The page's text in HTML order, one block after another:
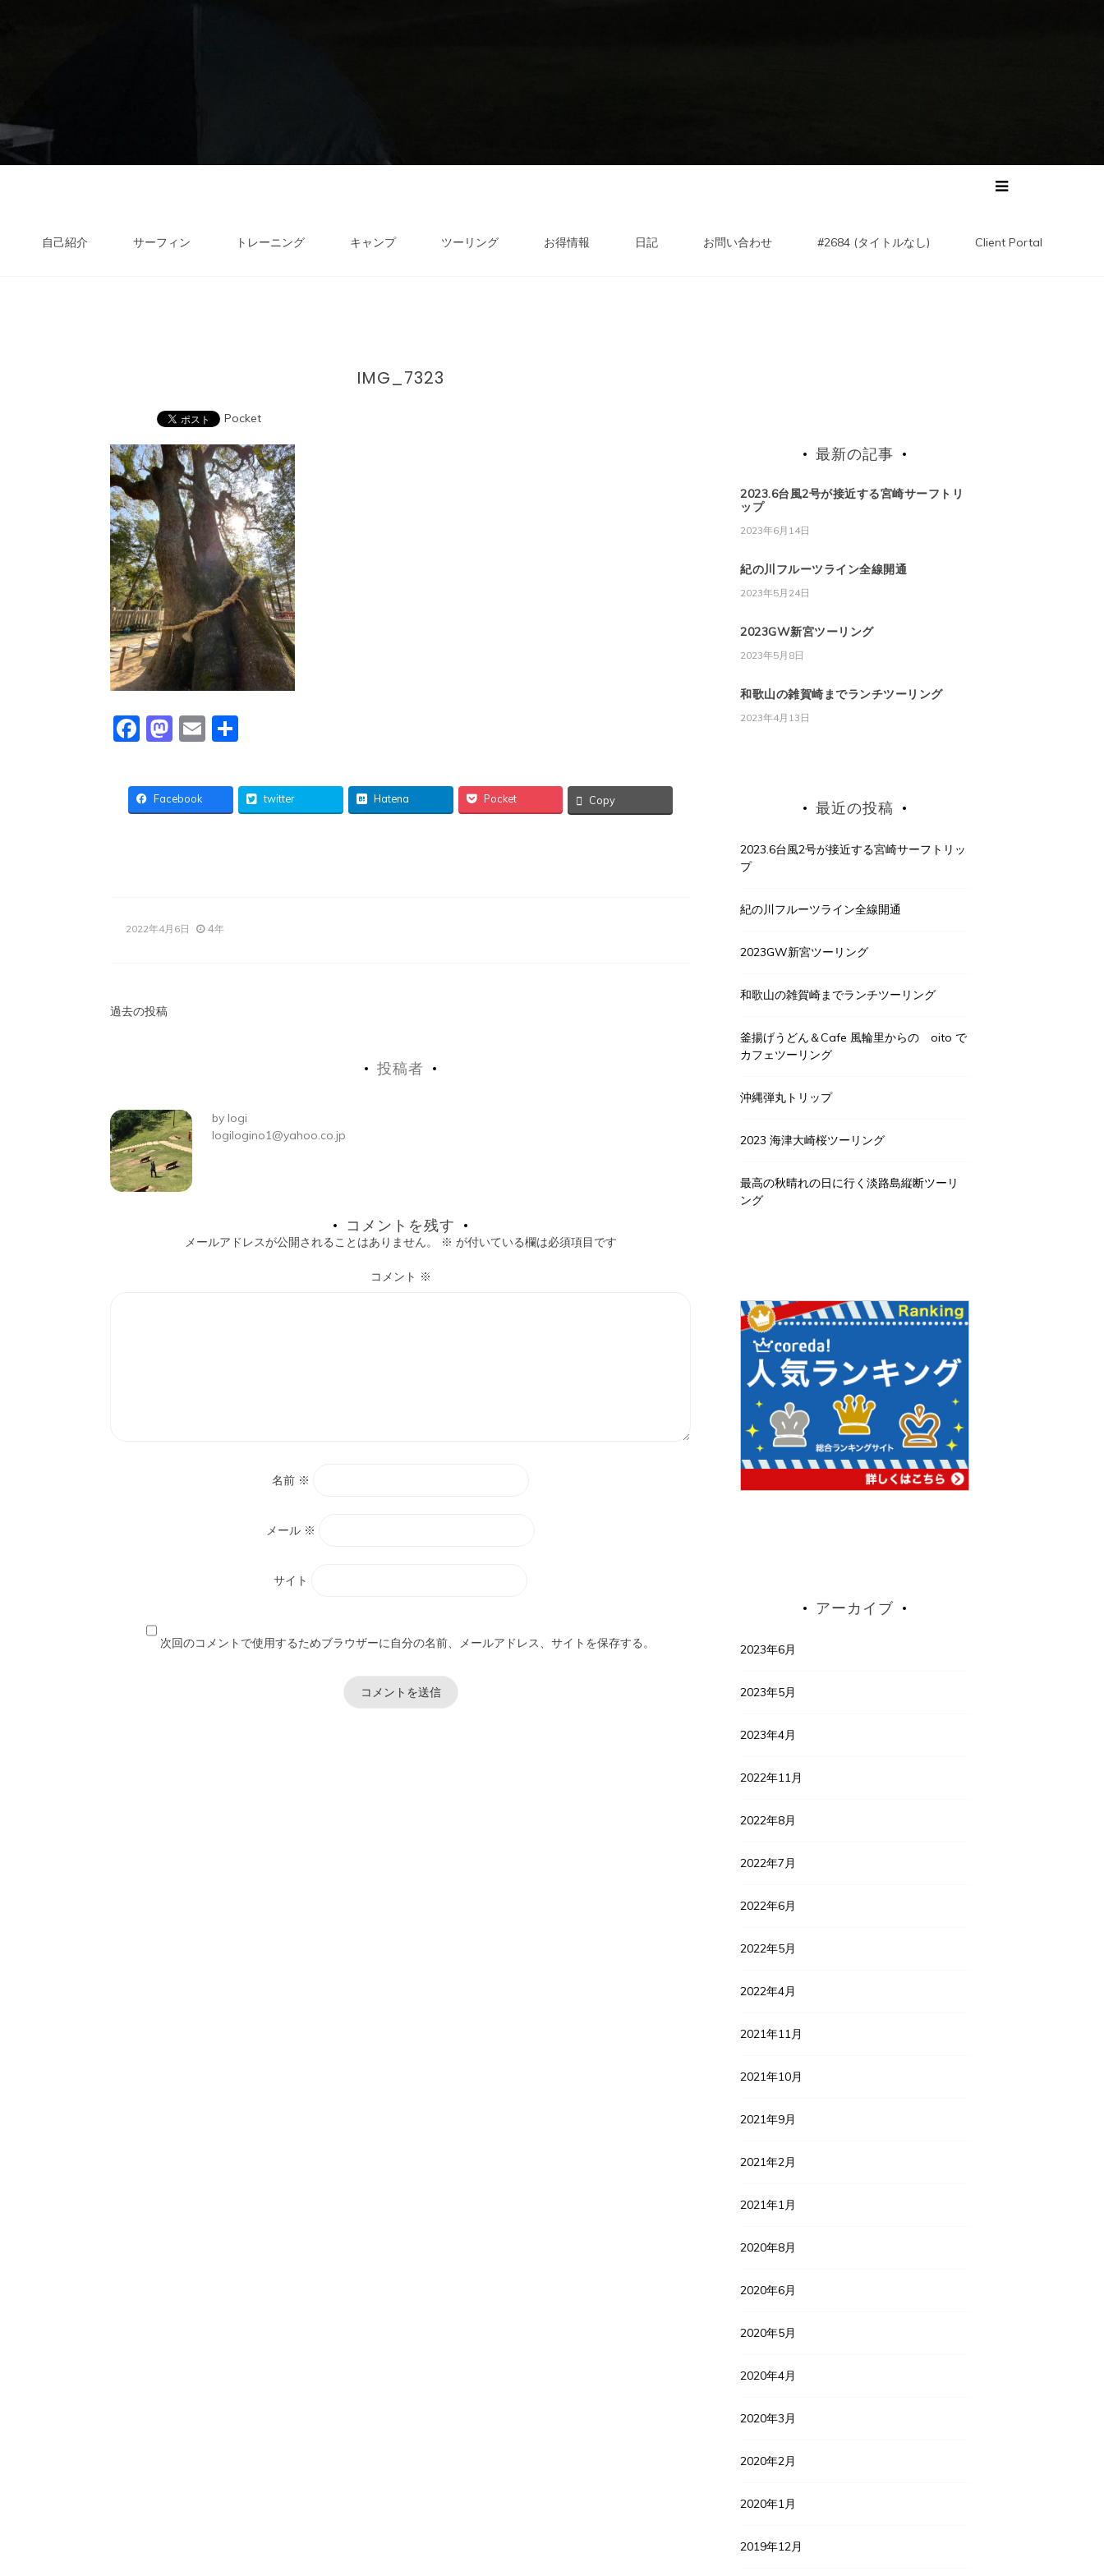
自己紹介 サーフィン トレーニング キャンプ ツーリング お得情報 日記 お問い合わせ #2684 (タイトルなし) Client Portal
IMG_7323
Pocket
Facebook
Mastodon
Email
Facebook twitter Hatena Pocket Copy
2022年4月6日 4年
投
ビ
ゲ
ー
過去の投稿
投稿者
by logi
logilogino1@yahoo.co.jp
コメントを残す
メールアドレスが公開されることはありません。 ※ が付いている欄は必須項目です
コメント ※
名前 ※
メール ※
サイト
次回のコメントで使用するためブラウザーに自分の名前、メールアドレス、サイトを保存する。
最新の記事
2023.6台風2号が接近する宮崎サーフトリ
ップ
2023年6月14日
紀の川フルーツライン全線開通
2023年5月24日
2023GW新宮ツーリング
2023年5月8日
和歌山の雑賀崎までランチツーリング
2023年4月13日
最近の投稿
2023.6台風2号が接近する宮崎サーフトリッ
プ
紀の川フルーツライン全線開通
2023GW新宮ツーリング
和歌山の雑賀崎までランチツーリング
釜揚げうどん＆Cafe 風輪里からの oito で
カフェツーリング
沖縄弾丸トリップ
2023 海津大崎桜ツーリング
最高の秋晴れの日に行く淡路島縦断ツーリ
ング
アーカイブ
2023年6月
2023年5月
2023年4月
2022年11月
2022年8月
2022年7月
2022年6月
2022年5月
2022年4月
2021年11月
2021年10月
2021年9月
2021年2月
2021年1月
2020年8月
2020年6月
2020年5月
2020年4月
2020年3月
2020年2月
2020年1月
2019年12月